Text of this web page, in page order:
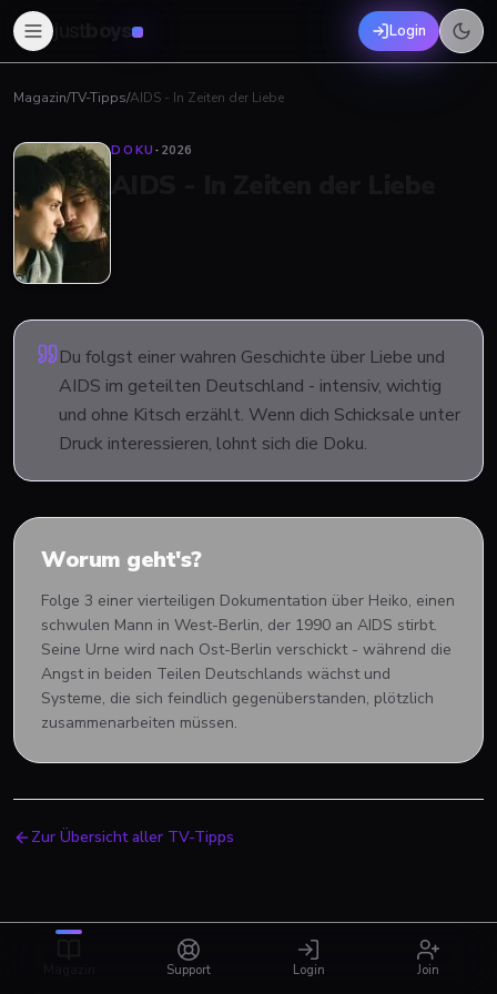
boys Login
Magazin/TV-Tipps/AIDS - In Zeiten der Liebe
DOKU· 2026
Du folgst einer wahren Geschichte über Liebe und
AIDS im geteilten Deutschland - intensiv, wichtig
und ohne Kitsch erzählt. Wenn dich Schicksale unter
Druck interessieren, lohnt sich die Doku.
Worum geht's?
Folge 3 einer vierteiligen Dokumentation über Heiko, einen
schwulen Mann in West-Berlin, der 1990 an AIDS stirbt.
Seine Urne wird nach Ost-Berlin verschickt - während die
Angst in beiden Teilen Deutschlands wächst und
Systeme, die sich feindlich gegenüberstanden, plötzlich
zusammenarbeiten müssen.
Zur Übersicht aller TV-Tipps
Support Login Join